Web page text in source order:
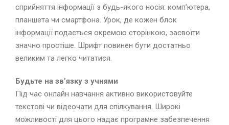
сприйняття інформації з будь-якого носія: комп’ютера,
планшета чи смартфона. Урок, де кожен блок
інформації подається окремою сторінкою, засвоїти
значно простіше. Шрифт повинен бути достатньо
великим та легко читатися.
Будьте на зв’язку з учнями
Під час онлайн навчання активно використовуйте
текстові чи відеочати для спілкування. Широкі
можливості для цього надає програмне забезпечення